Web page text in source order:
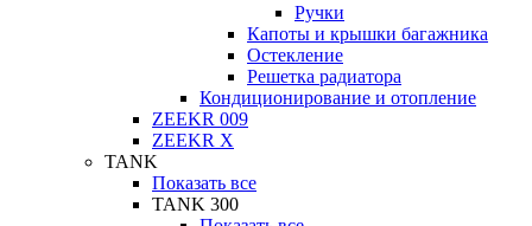
Ручки
Капоты и крышки багажника
Остекление
Решетка радиатора
Кондиционирование и отопление
ZEEKR 009
ZEEKR X
TANK
Показать все
TANK 300